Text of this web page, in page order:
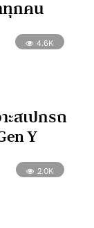
ทุกคน
4.6K
สเปกรถ
Y
2.0K